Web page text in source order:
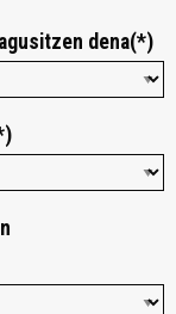
dena(*)